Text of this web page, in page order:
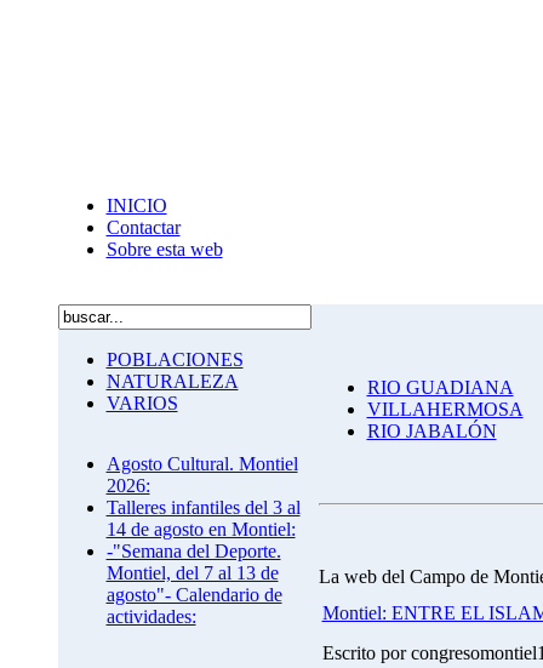
INICIO
Contactar
Sobre esta web
POBLACIONES
NATURALEZA
VARIOS
Agosto Cultural. Montiel
2026:
Talleres infantiles del 3 al
14 de agosto en Montiel:
-"Semana del Deporte.
Montiel, del 7 al 13 de
agosto"- Calendario de
actividades:
RIO GUADIANA
VILLAHERMOSA
RIO JABALÓN
La web del Campo de
Montiel: ENTRE EL
Escrito por